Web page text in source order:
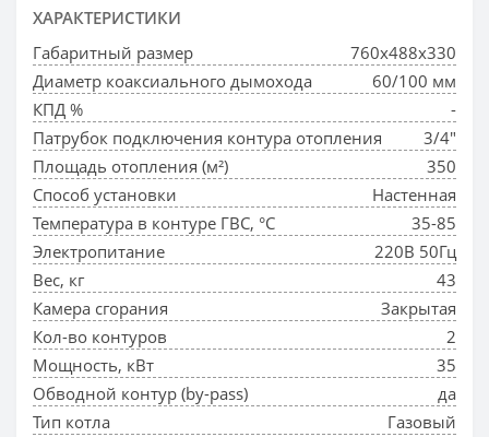
ХАРАКТЕРИСТИКИ
Габаритный размер
760x488x330
Диаметр коаксиального дымохода
60/100 мм
КПД %
-
Патрубок подключения контура отопления
3/4"
Площадь отопления (м²)
350
Способ установки
Настенная
Температура в контуре ГВС, °С
35-85
Электропитание
220В 50Гц
Вес, кг
43
Камера сгорания
Закрытая
Кол-во контуров
2
Мощность, кВт
35
Обводной контур (by-pass)
да
Тип котла
Газовый